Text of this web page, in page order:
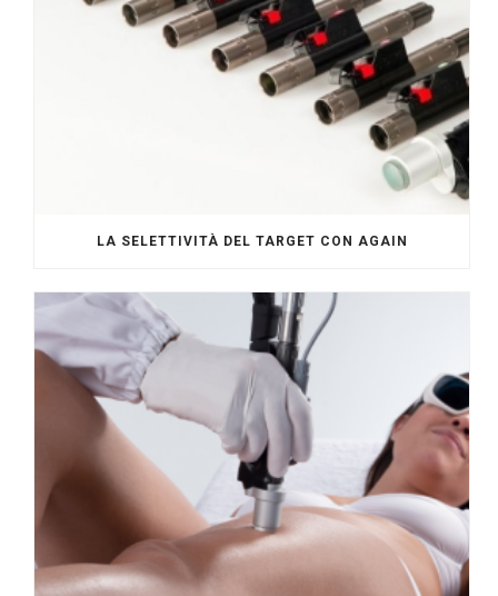
LA SELETTIVITÀ DEL TARGET CON AGAIN